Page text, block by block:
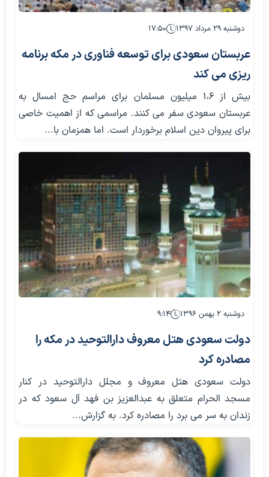
دوشنبه ۲۹ مرداد ۱۳۹۷ ۱۷:۵۰
عربستان سعودی برای توسعه فناوری در مکه برنامه
ریزی می کند
بیش از 1،6 میلیون مسلمان برای مراسم حج امسال به
عربستان سعودی سفر می کنند. مراسمی که از اهمیت خاصی
برای پیروان دین اسلام برخوردار است. اما همزمان با...
دوشنبه ۲ بهمن ۱۳۹۶ ۹:۱۴
دولت سعودی هتل معروف دارالتوحید در مکه را
مصادره کرد
دولت سعودی هتل معروف و مجلل دارالتوحید در کنار
مسجد الحرام متعلق به عبدالعزیز بن فهد آل سعود که در
زندان به سر می برد را مصادره کرد. به گزارش...